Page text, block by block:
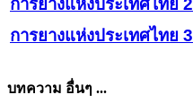
การยางแห่งประเทศไทย 2
การยางแห่งประเทศไทย 3
บทความ อื่นๆ ...